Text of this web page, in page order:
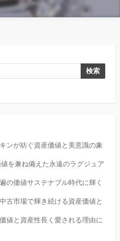
検索
ンが紡ぐ資産価値と美意識の象
を兼ね備えた永遠のラグジュア
の価値サステナブル時代に輝く
古市場で輝き続ける資産価値と
値と資産性長く愛される理由に